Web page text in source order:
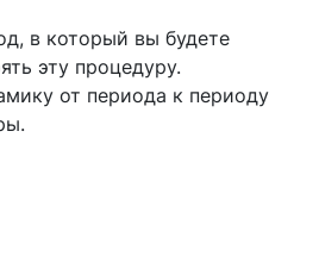
в который вы будете
эту процедуру.
от периода к периоду